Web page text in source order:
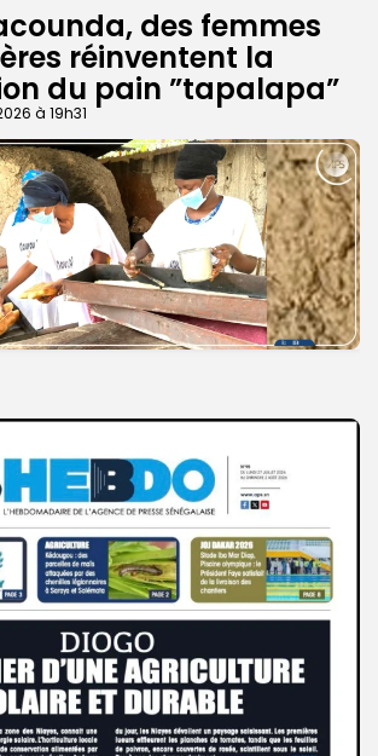
des femmes
réinventent la
du pain ”tapalapa”
à 19h31